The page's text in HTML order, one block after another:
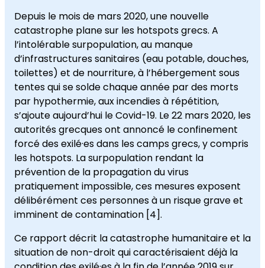
Depuis le mois de mars 2020, une nouvelle
catastrophe plane sur les hotspots grecs. A
l’intolérable surpopulation, au manque
d’infrastructures sanitaires (eau potable, douches,
toilettes) et de nourriture, à l’hébergement sous
tentes qui se solde chaque année par des morts
par hypothermie, aux incendies à répétition,
s’ajoute aujourd’hui le Covid-19. Le 22 mars 2020, les
autorités grecques ont annoncé le confinement
forcé des exilé·es dans les camps grecs, y compris
les hotspots. La surpopulation rendant la
prévention de la propagation du virus
pratiquement impossible, ces mesures exposent
délibérément ces personnes à un risque grave et
imminent de contamination [4].
Ce rapport décrit la catastrophe humanitaire et la
situation de non-droit qui caractérisaient déjà la